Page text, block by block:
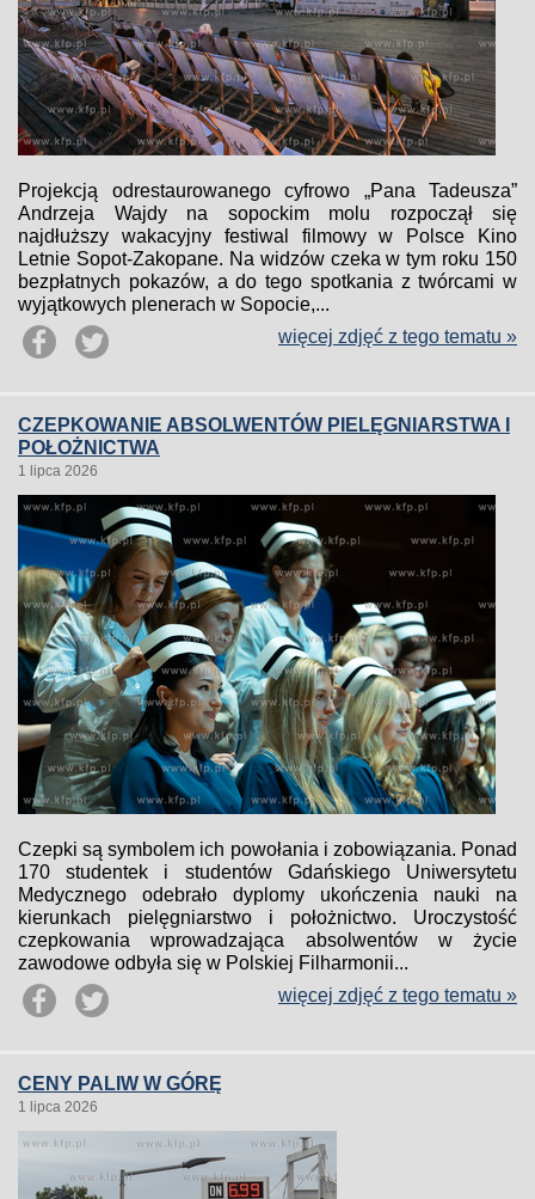
Projekcją odrestaurowanego cyfrowo „Pana Tadeusza”
Andrzeja Wajdy na sopockim molu rozpoczął się
najdłuższy wakacyjny festiwal filmowy w Polsce Kino
Letnie Sopot-Zakopane. Na widzów czeka w tym roku 150
bezpłatnych pokazów, a do tego spotkania z twórcami w
wyjątkowych plenerach w Sopocie,...
więcej zdjęć z tego tematu »
CZEPKOWANIE ABSOLWENTÓW PIELĘGNIARSTWA I
POŁOŻNICTWA
1 lipca 2026
Czepki są symbolem ich powołania i zobowiązania. Ponad
170 studentek i studentów Gdańskiego Uniwersytetu
Medycznego odebrało dyplomy ukończenia nauki na
kierunkach pielęgniarstwo i położnictwo. Uroczystość
czepkowania wprowadzająca absolwentów w życie
zawodowe odbyła się w Polskiej Filharmonii...
więcej zdjęć z tego tematu »
CENY PALIW W GÓRĘ
1 lipca 2026